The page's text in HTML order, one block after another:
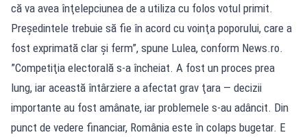
că va avea înţelepciunea de a utiliza cu folos votul primit.
Preşedintele trebuie să fie în acord cu voinţa poporului, care a
fost exprimată clar şi ferm”, spune Lulea, conform News.ro.
”Competiţia electorală s-a încheiat. A fost un proces prea
lung, iar această întârziere a afectat grav ţara — decizii
importante au fost amânate, iar problemele s-au adâncit. Din
punct de vedere financiar, România este în colaps bugetar. E